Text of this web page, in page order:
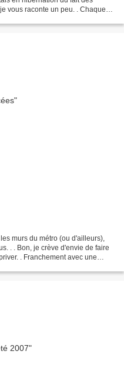
vous raconte un peu. . Chaque
murs du métro (ou d'ailleurs),
. . Bon, je crève d'envie de faire
. Franchement avec une